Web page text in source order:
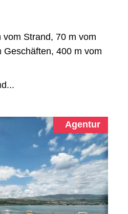
vom Strand, 70 m vom
Geschäften, 400 m vom
Agentur